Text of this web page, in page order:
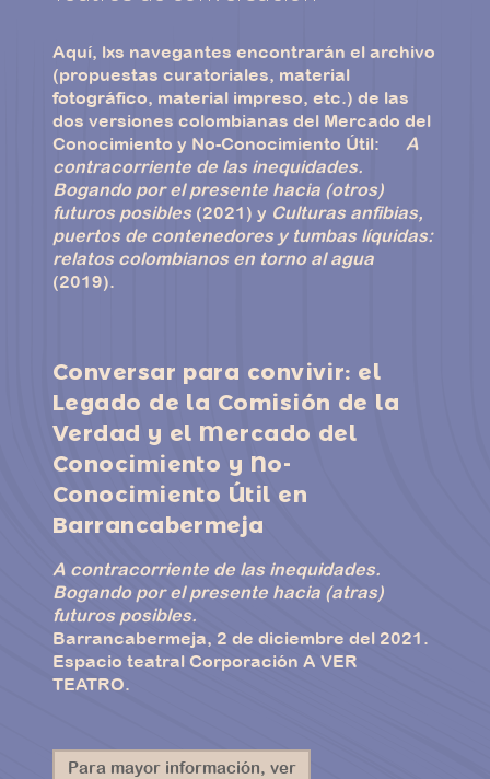
Aquí, lxs navegantes encontrarán el archivo
(propuestas curatoriales, material
fotográfico, material impreso, etc.) de las
dos versiones colombianas del Mercado del
Conocimiento y No-Conocimiento Útil:
A
contracorriente de las inequidades.
Bogando por el presente hacia (otros)
futuros posibles (2021) y Culturas anfibias,
puertos de contenedores y tumbas líquidas:
relatos colombianos en torno al agua
(2019).
Conversar para convivir: el
Legado de la Comisión de la
Verdad y el Mercado del
Conocimiento y No-
Conocimiento Útil en
Barrancabermeja
A contracorriente de las inequidades.
Bogando por el presente hacia (atras)
futuros posibles.
Barrancabermeja, 2 de diciembre del 2021.
Espacio teatral Corporación A VER
TEATRO.
Para mayor información, ver